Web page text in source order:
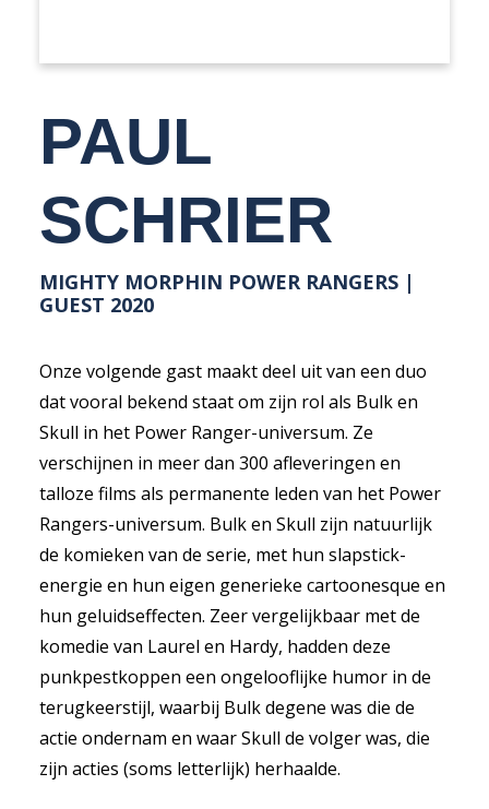
PAUL
SCHRIER
MIGHTY MORPHIN POWER RANGERS |
GUEST 2020
Onze volgende gast maakt deel uit van een duo
dat vooral bekend staat om zijn rol als Bulk en
Skull in het Power Ranger-universum. Ze
verschijnen in meer dan 300 afleveringen en
talloze films als permanente leden van het Power
Rangers-universum. Bulk en Skull zijn natuurlijk
de komieken van de serie, met hun slapstick-
energie en hun eigen generieke cartoonesque en
hun geluidseffecten. Zeer vergelijkbaar met de
komedie van Laurel en Hardy, hadden deze
punkpestkoppen een ongelooflijke humor in de
terugkeerstijl, waarbij Bulk degene was die de
actie ondernam en waar Skull de volger was, die
zijn acties (soms letterlijk) herhaalde.